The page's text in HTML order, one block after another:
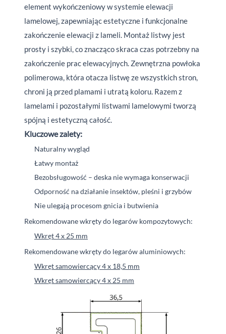
element wykończeniowy w systemie elewacji
lamelowej, zapewniając estetyczne i funkcjonalne
zakończenie elewacji z lameli. Montaż listwy jest
prosty i szybki, co znacząco skraca czas potrzebny na
zakończenie prac elewacyjnych. Zewnętrzna powłoka
polimerowa, która otacza listwę ze wszystkich stron,
chroni ją przed plamami i utratą koloru. Razem z
lamelami i pozostałymi listwami lamelowymi tworzą
spójną i estetyczną całość.
Kluczowe zalety:
Naturalny wygląd
Łatwy montaż
Bezobsługowość – deska nie wymaga konserwacji
Odporność na działanie insektów, pleśni i grzybów
Nie ulegają procesom gnicia i butwienia
Rekomendowane wkręty do legarów kompozytowych:
Wkręt 4 x 25 mm
Rekomendowane wkręty do legarów aluminiowych:
Wkręt samowiercący 4 x 18,5 mm
Wkręt samowiercący 4 x 25 mm